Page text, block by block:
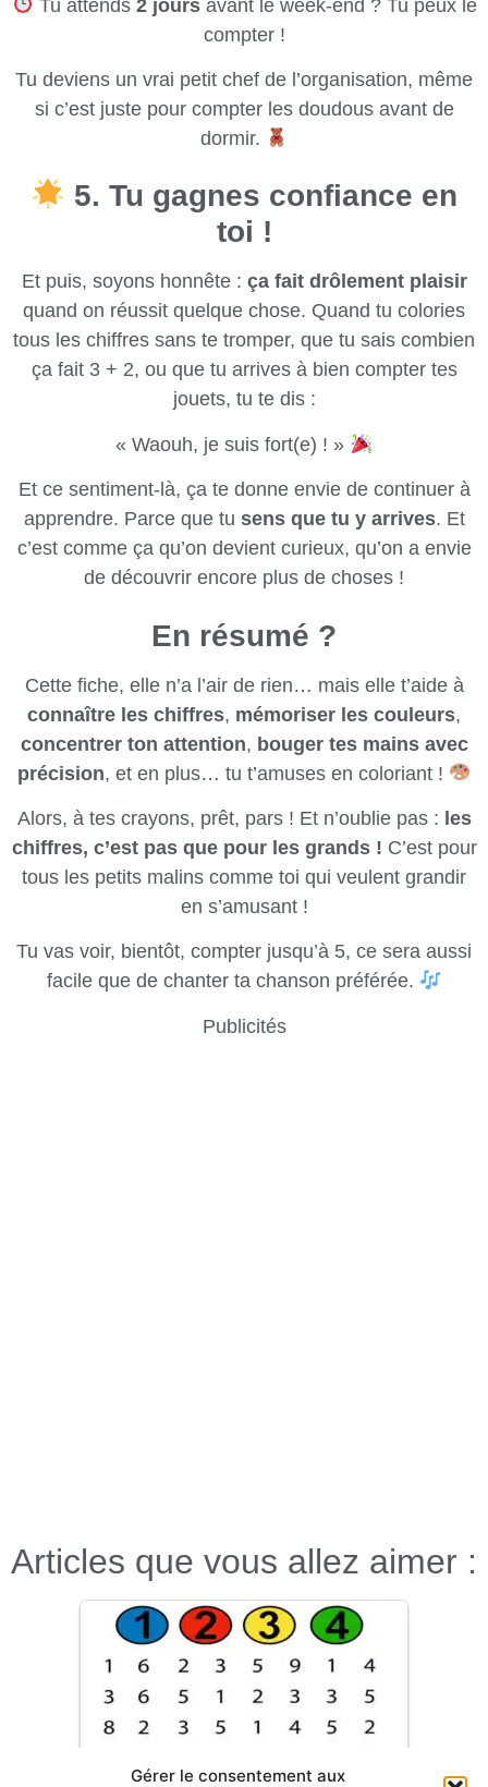
Gérer le consentement aux
Tu attends 2 joursavant le week-end ? Tu peux le
compter !
Tu deviens un vrai petit chef de l’organisation, même
si c’est juste pour compter les doudous avant de
dormir.
5. Tu gagnes confiance en
toi !
Et puis, soyons honnête : ça fait drôlement plaisir
quand on réussit quelque chose. Quand tu colories
tous les chiffres sans te tromper, que tu sais combien
ça fait 3 + 2, ou que tu arrives à bien compter tes
jouets, tu te dis :
« Waouh, je suis fort(e) ! »
Et ce sentiment-là, ça te donne envie de continuer à
apprendre. Parce que tu sens que tu y arrives. Et
c’est comme ça qu’on devient curieux, qu’on a envie
de découvrir encore plus de choses !
En résumé ?
Cette fiche, elle n’a l’air de rien… mais elle t’aide à
connaître les chiffres, mémoriser les couleurs,
concentrer ton attention, bouger tes mains avec
précision, et en plus… tu t’amuses en coloriant !
Alors, à tes crayons, prêt, pars ! Et n’oublie pas : les
chiffres, c’est pas que pour les grands ! C’est pour
tous les petits malins comme toi qui veulent grandir
en s’amusant !
Tu vas voir, bientôt, compter jusqu’à 5, ce sera aussi
facile que de chanter ta chanson préférée.
Publicités
Articles que vous allez aimer :